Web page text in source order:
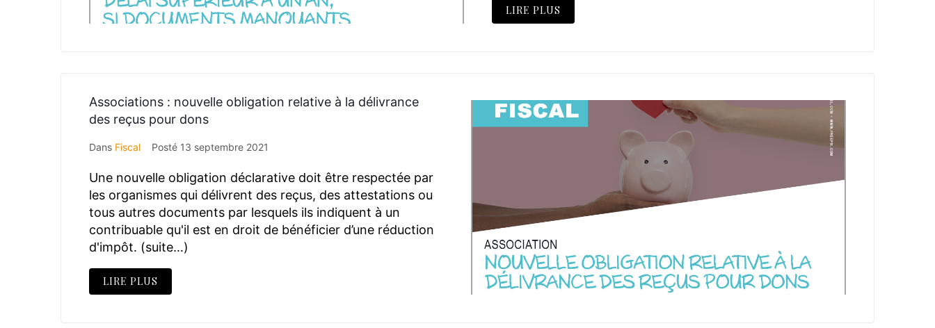
LIRE PLUS
Associations : nouvelle obligation relative à la délivrance
des reçus pour dons
Dans Fiscal Posté 13 septembre 2021
Une nouvelle obligation déclarative doit être respectée par
les organismes qui délivrent des reçus, des attestations ou
tous autres documents par lesquels ils indiquent à un
contribuable qu'il est en droit de bénéficier d’une réduction
d'impôt. (suite…)
LIRE PLUS